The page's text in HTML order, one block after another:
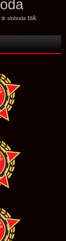
tk sloboda tsk